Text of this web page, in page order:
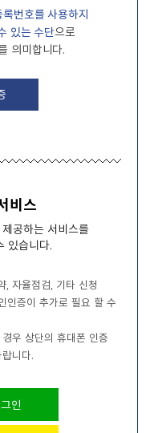
번호를사용하지
있는 수단으로
의미합니다.
비스
공하는 서비스를
있습니다.
, 자율점검, 기타 신청
인증이 추가로 필요 할 수
우 상단의 휴대폰 인증
니다.
인